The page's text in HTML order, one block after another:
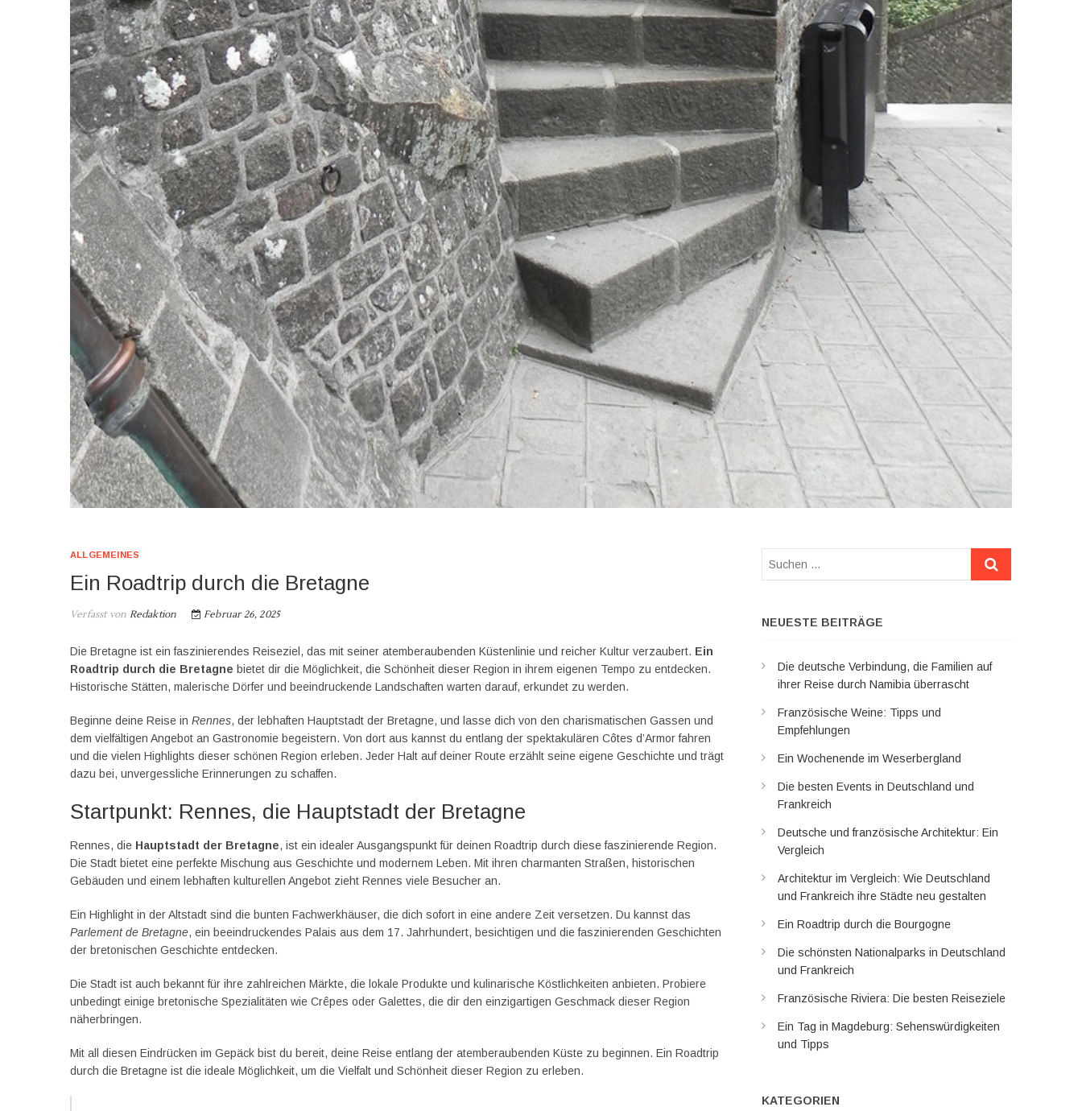
ALLGEMEINES
Ein Roadtrip durch die Bretagne
Verfasst von Redaktion Februar 26, 2025
Die Bretagne ist ein faszinierendes Reiseziel, das mit seiner atemberaubenden Küstenlinie und reicher Kultur verzaubert. Ein
Roadtrip durch die Bretagne bietet dir die Möglichkeit, die Schönheit dieser Region in ihrem eigenen Tempo zu entdecken.
Historische Stätten, malerische Dörfer und beeindruckende Landschaften warten darauf, erkundet zu werden.
Beginne deine Reise in Rennes, der lebhaften Hauptstadt der Bretagne, und lasse dich von den charismatischen Gassen und
dem vielfältigen Angebot an Gastronomie begeistern. Von dort aus kannst du entlang der spektakulären Côtes d’Armor fahren
und die vielen Highlights dieser schönen Region erleben. Jeder Halt auf deiner Route erzählt seine eigene Geschichte und trägt
dazu bei, unvergessliche Erinnerungen zu schaffen.
Startpunkt: Rennes, die Hauptstadt der Bretagne
Rennes, die Hauptstadt der Bretagne, ist ein idealer Ausgangspunkt für deinen Roadtrip durch diese faszinierende Region.
Die Stadt bietet eine perfekte Mischung aus Geschichte und modernem Leben. Mit ihren charmanten Straßen, historischen
Gebäuden und einem lebhaften kulturellen Angebot zieht Rennes viele Besucher an.
Ein Highlight in der Altstadt sind die bunten Fachwerkhäuser, die dich sofort in eine andere Zeit versetzen. Du kannst das
Parlement de Bretagne, ein beeindruckendes Palais aus dem 17. Jahrhundert, besichtigen und die faszinierenden Geschichten
der bretonischen Geschichte entdecken.
Die Stadt ist auch bekannt für ihre zahlreichen Märkte, die lokale Produkte und kulinarische Köstlichkeiten anbieten. Probiere
unbedingt einige bretonische Spezialitäten wie Crêpes oder Galettes, die dir den einzigartigen Geschmack dieser Region
näherbringen.
Mit all diesen Eindrücken im Gepäck bist du bereit, deine Reise entlang der atemberaubenden Küste zu beginnen. Ein Roadtrip
durch die Bretagne ist die ideale Möglichkeit, um die Vielfalt und Schönheit dieser Region zu erleben.
Suchen
NEUESTE BEITRÄGE
Die deutsche Verbindung, die Familien auf
ihrer Reise durch Namibia überrascht
Französische Weine: Tipps und
Empfehlungen
Ein Wochenende im Weserbergland
Die besten Events in Deutschland und
Frankreich
Deutsche und französische Architektur: Ein
Vergleich
Architektur im Vergleich: Wie Deutschland
und Frankreich ihre Städte neu gestalten
Ein Roadtrip durch die Bourgogne
Die schönsten Nationalparks in Deutschland
und Frankreich
Französische Riviera: Die besten Reiseziele
Ein Tag in Magdeburg: Sehenswürdigkeiten
und Tipps
KATEGORIEN